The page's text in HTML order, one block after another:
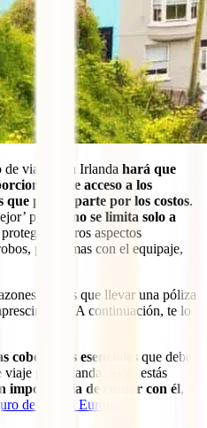
de viaje para Irlanda hará que
acceso a los
que preocuparte por los costos.
porque
no se limita solo a
protege en otros aspectos
problemas con el equipaje,
por las que llevar una póliza
A continuación, te lo
coberturas esenciales que debe
para Irlanda. Si ya estás
importancia de contar con él,
de viaje a Europa